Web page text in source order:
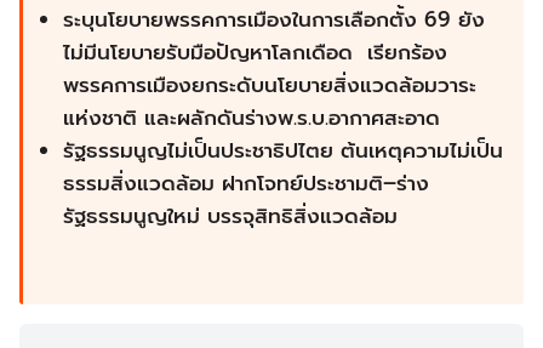
ระบุนโยบายพรรคการเมืองในการเลือกตั้ง 69 ยัง
ไม่มีนโยบายรับมือปัญหาโลกเดือด เรียกร้อง
พรรคการเมืองยกระดับนโยบายสิ่งแวดล้อมวาระ
แห่งชาติ และผลักดันร่างพ.ร.บ.อากาศสะอาด
รัฐธรรมนูญไม่เป็นประชาธิปไตย ต้นเหตุความไม่เป็น
ธรรมสิ่งแวดล้อม ฝากโจทย์ประชามติ–ร่าง
รัฐธรรมนูญใหม่ บรรจุสิทธิสิ่งแวดล้อม